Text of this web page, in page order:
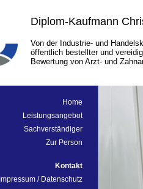
Diplom-Kaufmann
Von der Industrie- und
öffentlich bestellter und
Bewertung von Arzt- und
Home
Leistungsangebot
Sachverständiger
Zur Person
Kontakt
Impressum / Datenschutz